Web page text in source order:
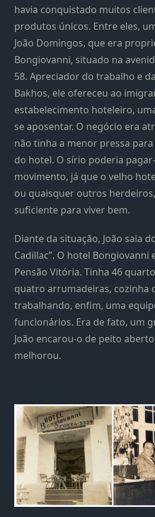
havia conquistado muitos
produtos únicos. Entre eles,
João Domingos, que era
Bongiovanni, situado na
58. Apreciador do trabalho e
Bakhos, ele ofereceu ao
estabelecimento hoteleiro,
se aposentar. O negócio era
não tinha a menor pressa
do hotel. O sírio poderia
movimento, já que o velho
ou quaisquer outros
suficiente para viver bem.
Diante da situação, João saia
Cadillac”. O hotel
Pensão Vitória. Tinha 46
quatro arrumadeiras, cozinha
trabalhando, enfim, uma
funcionários. Era de fato, um
João encarou-o de peito
melhorou.